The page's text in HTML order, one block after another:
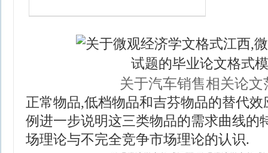
关于汽车销售相关论文
正常物品,低档物品和吉芬物品的替代
例进一步说明这三类物品的需求曲线的
场理论与不完全竞争市场理论的认识.